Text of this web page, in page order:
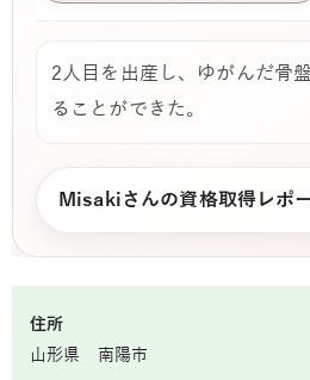
2人目を出産し、ゆがんだ骨
ることができた。
Misakiさんの資格取得レポ
住所
山形県 南陽市